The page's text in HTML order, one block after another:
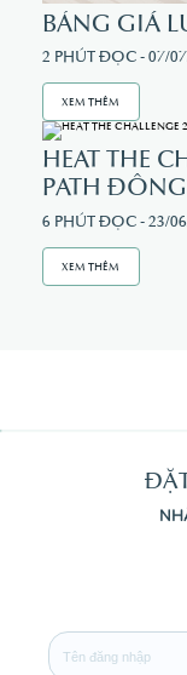
Facebook
BẢNG GIÁ
2 PHÚT ĐỌC - 07/
XEM THÊM
HEAT THE
PATH
CLUB
6 PHÚT ĐỌC - 23/
XEM THÊM
ĐẶ